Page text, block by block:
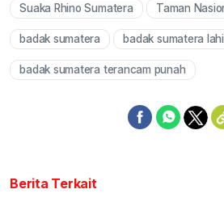
Suaka Rhino Sumatera Taman
badak sumatera badak sumatera
badak sumatera terancam punah
Berita Terkait